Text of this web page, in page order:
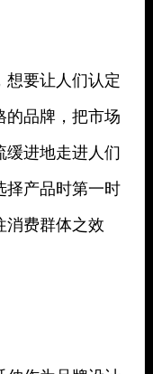
要让人们认定
的品牌，把市场
缓进地走进人们
择产品时第一时
消费群体之效